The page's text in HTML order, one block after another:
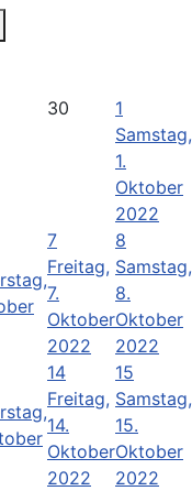
30
1
Samstag,
1.
Oktober
2022
7
Freitag,
7.
Oktober
2022
8
Samstag,
8.
Oktober
2022
14
Freitag,
14.
Oktober
2022
15
Samstag,
15.
Oktober
2022